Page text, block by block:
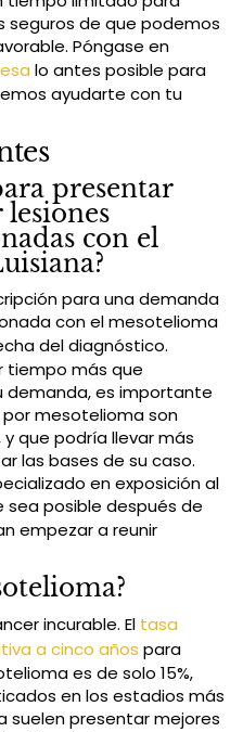
seguros de que podemos
Póngase en
lo antes posible para
ayudarte con tu
presentar
con el
para una demanda
con el mesotelioma
del diagnóstico.
tiempo más que
demanda, es importante
mesotelioma son
que podría llevar más
las bases de su caso.
en exposición al
posible después de
empezar a reunir
incurable. El tasa
a cinco años para
es de solo 15%,
en los estadios más
presentar mejores